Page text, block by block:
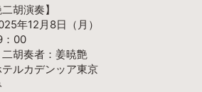
胡演奏】
年12月8日（月）
：00
胡奏者：姜暁艶
ルカデンッア東京